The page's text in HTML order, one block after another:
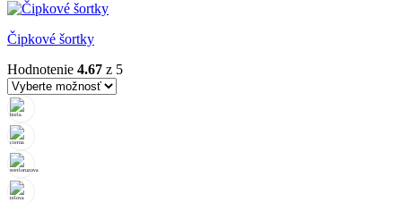
Čipkové šortky
Hodnotenie 4.67 z 5